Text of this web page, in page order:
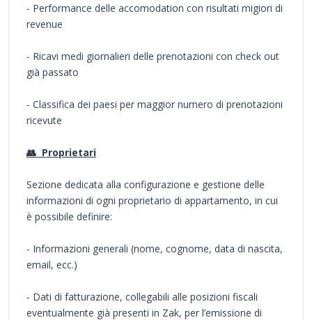
- Performance delle accomodation con risultati migiori di
revenue
- Ricavi medi giornalieri delle prenotazioni con check out
già passato
- Classifica dei paesi per maggior numero di prenotazioni
ricevute
👥 Proprietari
Sezione dedicata alla configurazione e gestione delle
informazioni di ogni proprietario di appartamento, in cui
è possibile definire:
- Informazioni generali (nome, cognome, data di nascita,
email, ecc.)
- Dati di fatturazione, collegabili alle posizioni fiscali
eventualmente già presenti in Zak, per l’emissione di